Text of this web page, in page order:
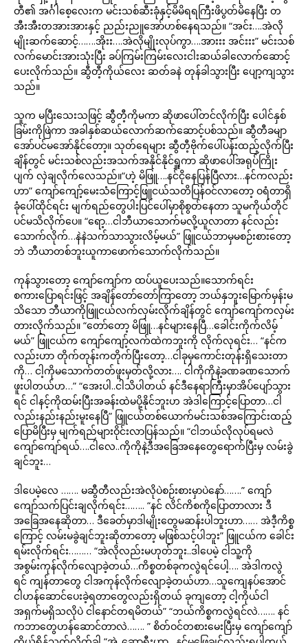
တီ၏ အင်္ဂါစေ့လေးက မင်းသစ်ဆီးခုံနှင့်မိမိရရကြီးဖိပွတ်မိနေပြီး တ
အီးအီးတအားအားနှင့် ညည်းညူအော်ဟစ်နေရသည်။ “အင်း….အဲလို
မျိုးဆက်ဆောင့်…….အိုးး….အဲလိုမျိုးလုပ်ကွာ….အားးး အင်းးး” မင်းသစ်
လက်မောင်းအားသုံးပြီး ခပ်ကြမ်းကြမ်းလေးငါးဆယ်ခါလောက်ဆောင့်
ပေးလိုက်သည်။ ဆွီတီ့ကိုယ်လေး ဆတ်ခနဲ တုန်ခါသွားပြီး ပျော့ကျသွား
သည်။
သူက မပြီးသေးသဖြင့် ဆွီတီ့ကိုမကာ ဆိုဖာပေါ်တင်လိုက်ပြီး ပေါင်နှစ်
ခြမ်းကိုဖြဲကာ အခါနှစ်ဆယ်လောက်ဆက်ဆောင့်ပစ်သည်။ ဆွီတီခမျာ
အော်ပင်မအော်နိုင်တော့။ သုတ်ရေများ ဆွီတီ့ဗိုက်ပေါ်ပန်းထည့်လိုက်ပြီး
ချိန်တွင် မင်းသစ်လည်းအသက်အနိုင်နိုင်ရှူကာ ဆိုဖာပေါ်အရုပ်ကြိုး
ပျက် လှဲချလိုက်လေသည်။“ဟဲ့ မိဖြူ….နင်ငိုနေပြန်ပြီလား…နင်ကလည်း
ဟာ” ကျော်ကျော့်မေးသံကြောင့်ဖြူငယ်သတိပြန်ဝင်လာတော့ ဝရံတာရှိ
ခုံပေါ်ထိုင်ရင်း မျက်ရည်တွေပါးပြင်ပေါ်မှာစိုစွတ်နေတာ သူမကိုယ်တိုင်
ပင်မသိလိုက်ပေ။ “ရော့…ငါဘီယာသောက်မလို့ယူလာတာ နင်လည်း
သောက်လိုက်…နဲနဲသက်သာသွားလိမ့်မယ်” ဖြူငယ်ဘာမှမစဉ်းစားတော့
ဘဲ ဘီယာတစ်ဘူးယူကာဖောက်သောက်လိုက်သည်။
ကုန်သွားတော့ ကျော်ကျော်က ထပ်ယူပေးသည်။သောက်ရင်း
စကားပြောရင်းဖြင့် အချိန်တော်တော်ကြာတော့ ဘယ်နှဘူးမြောက်မှန်းမ
သိသော ဘီယာကိုဖြူငယ်လက်လှမ်းလိုက်ချိန်တွင် ကျော်ကျော်ကလှမ်း
တားလိုက်သည်။ “တော်တော့ မိဖြူ…နင်များနေပြီ…ခေါင်းကိုက်လိမ့်
မယ်” ဖြူငယ်က ကျော်ကျော့်လက်ထဲကဘူးကို လိုက်လုရင်း… “နင်က
လည်းဟာ တိုက်တုန်းကတိုက်ပြီးတော့…ငါခုမှကောင်းတုန်းရှိသေးတာ
ကို… ငါ့ကိုမသောက်တတ်ဖူးမှတ်လို့လား…. ငါကိုကိုနဲ့ခဏခဏသောက်
ဖူးပါတယ်ဟ…” “အေးပါ..ငါသိပါတယ် နင်ဒီနေရာကြီးမှာအိပ်ပျော်သွား
ရင် ငါနင့်ကိုထမ်းပြီးအခန်းထဲမပို့နိုင်ဘူးဟ အဲဒါကြောင့်ပြောတာ…ငါ
လည်းနည်းနည်းမူးနေပြီ” ဖြူငယ်တစ်ယောက်မင်းသစ်အကြောင်းထည့်
ပြောမိပြီးမှ မျက်ရည်များဝိုင်းလာပြန်သည်။ “ငါဘယ်လိုလုပ်ရမလဲ
ကျော်ကျော်ရယ်….ငါလေ..ကိုကိုနဲ့ဒီအခြေအနေတွေရောက်ပြီးမှ လမ်းခွဲ
ချင်ဘူး…
ဒါပေမဲ့လေ ……. မဆွီတီလည်းအဲလိုပဲစဉ်းစားမှာပဲနော်…….” ကျော်
ကျော်သက်ပြင်းချလိုက်ရင်း…….. “နင် လိင်ကိစကိုပြောတာလား ဒီ
အခြေအနေဆိုတာ… ဒီခေတ်မှာဒါမျိုးတွေမဆန်းပါဘူးဟာ…… အဲဒီ့ကိစ္စ
ကြောင့် လမ်းမခွဲချင်ဘူးဆိုတာတော့ မဖြစ်သင့်ပါဘူး” ဖြူငယ်က ခေါင်း
ရမ်းလိုက်ရင်း……… “အဲလိုလည်းမဟုတ်ဘူး..ဒါပေမဲ့ ငါသူ့ကို
အစွမ်းကုန်လိုက်လျောခဲ့တယ်…ကိစ္စတစ်ခုကလွဲရင်ပေါ့…. အဲဒါကလွဲ
ရင် ကျန်တာတွေ ငါအကုန်လိုက်လျောခဲ့တယ်ဟာ…သူကျေနပ်အောင်
ငါဟန်ဆောင်ပေးခဲ့ရတာတွေလည်းရှိတယ် ခုကျတော့ ငါ့ကိုယ်ငါ
အရှက်မရှိသလိုပဲ ငါနောင်တရမိတယ်” “ဘယ်ကိစ္စကလွဲရင်လဲ……. နင်
ကဘာတွေဟန်ဆောင်တာလဲ……. ” စိတ်ဝင်တစားမေးပြီးမှ ကျော်ကျော်